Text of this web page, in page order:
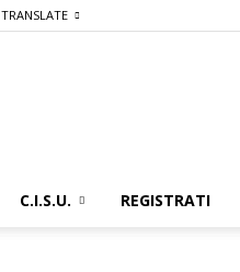
TRANSLATE
C.I.S.U. REGISTRATI